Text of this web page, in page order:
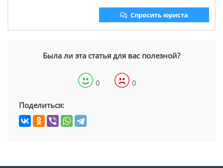
Спросить юриста
Была ли эта статья для вас полезной?
0 0
Поделиться: